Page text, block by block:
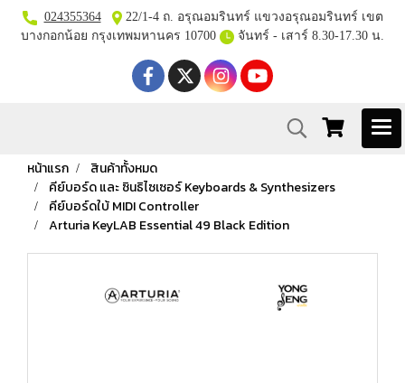
024355364
22/1-4 ถ. อรุณอมรินทร์ แขวงอรุณอมรินทร์ เขต
บางกอกน้อย กรุงเทพมหานคร 10700
จันทร์ - เสาร์ 8.30-17.30 น.
หน้าแรก
สินค้าทั้งหมด
คีย์บอร์ด และ ซินธิไซเซอร์ Keyboards & Synthesizers
คีย์บอร์ดใบ้ MIDI Controller
Arturia KeyLAB Essential 49 Black Edition